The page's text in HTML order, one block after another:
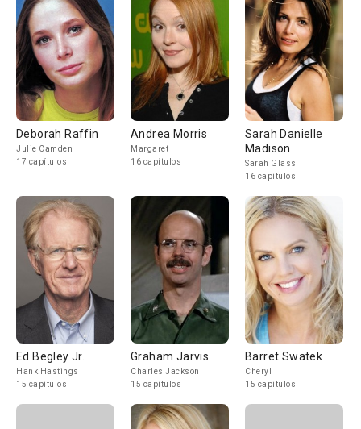
Deborah Raffin
Julie Camden
17 capítulos
Andrea Morris
Margaret
16 capítulos
Sarah Danielle
Madison
Sarah Glass
16 capítulos
Ed Begley Jr.
Hank Hastings
15 capítulos
Graham Jarvis
Charles Jackson
15 capítulos
Barret Swatek
Cheryl
15 capítulos